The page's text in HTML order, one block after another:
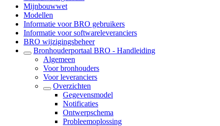
Mijnbouwwet
Modellen
Informatie voor BRO gebruikers
Informatie voor softwareleveranciers
BRO wijzigingsbeheer
Bronhouderportaal BRO - Handleiding
Algemeen
Voor bronhouders
Voor leveranciers
Overzichten
Gegevensmodel
Notificaties
Ontwerpschema
Probleemoplossing